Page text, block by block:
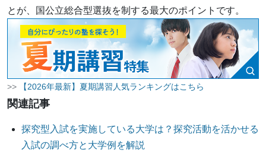
とが、国公立総合型選抜を制する最大のポイントです。
>> 【2026年最新】夏期講習人気ランキングはこちら
関連記事
探究型入試を実施している大学は？探究活動を活かせる
入試の調べ方と大学例を解説